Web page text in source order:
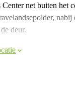
net buiten het
deur.